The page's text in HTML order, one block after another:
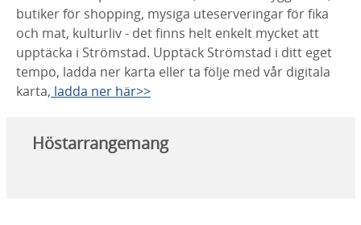
butiker för shopping, mysiga uteserveringar för fika
och mat, kulturliv - det finns helt enkelt mycket att
upptäcka i Strömstad. Upptäck Strömstad i ditt eget
tempo, ladda ner karta eller ta följe med vår digitala
karta, ladda ner här>>
Höstarrangemang